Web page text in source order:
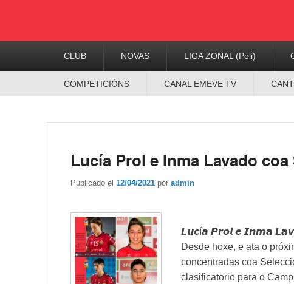
CLUB NOVAS LIGA ZONAL (Poli)
COMPETICIÓNS CANAL EMEVE TV
Lucía Prol e Inma Lavado
Publicado el 12/04/2021 por admin
𝙇𝙪𝙘í𝙖 𝙋𝙧𝙤𝙡 𝙚 𝙄𝙣𝙢𝙖
Desde hoxe, e ata o
concentradas coa
clasificatorio para o